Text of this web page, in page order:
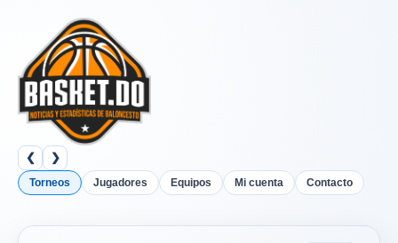
❮ ❯
Torneos Jugadores Equipos Mi cuenta Contacto